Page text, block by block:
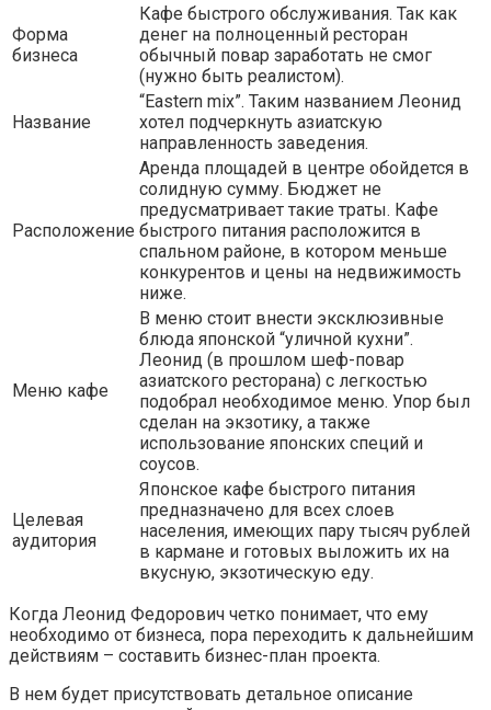
Форма
бизнеса
Кафе быстрого обслуживания. Так как
денег на полноценный ресторан
обычный повар заработать не смог
(нужно быть реалистом).
Название
“Eastern mix”. Таким названием Леонид
хотел подчеркнуть азиатскую
направленность заведения.
Расположение
Аренда площадей в центре обойдется в
солидную сумму. Бюджет не
предусматривает такие траты. Кафе
быстрого питания расположится в
спальном районе, в котором меньше
конкурентов и цены на недвижимость
ниже.
Меню кафе
В меню стоит внести эксклюзивные
блюда японской “уличной кухни”.
Леонид (в прошлом шеф-повар
азиатского ресторана) с легкостью
подобрал необходимое меню. Упор был
сделан на экзотику, а также
использование японских специй и
соусов.
Целевая
аудитория
Японское кафе быстрого питания
предназначено для всех слоев
населения, имеющих пару тысяч рублей
в кармане и готовых выложить их на
вкусную, экзотическую еду.
Когда Леонид Федорович четко понимает, что ему
необходимо от бизнеса, пора переходить к дальнейшим
действиям – составить бизнес-план проекта.
В нем будет присутствовать детальное описание